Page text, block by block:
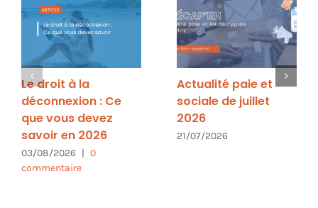
Le droit à la
déconnexion : Ce
que vous devez
savoir en 2026
03/08/2026 | 0
commentaire
Actualité paie et
sociale de juillet
2026
21/07/2026